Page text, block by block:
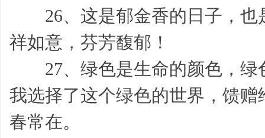
26、这是郁金香的日子，也
祥如意，芬芳馥郁！
27、绿色是生命的颜色，绿
我选择了这个绿色的世界，馈
春常在。